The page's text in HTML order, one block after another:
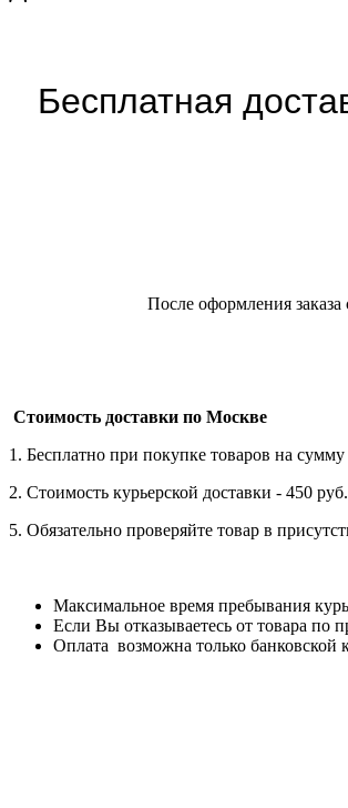
Бесплатная
После оформления
Стоимость доставки по Москве
1. Бесплатно при покупке товаров на
2. Стоимость курьерской доставки - 450
5. Обязательно проверяйте товар в
Максимальное время пребывания
Если Вы отказываетесь от товара по
Оплата возможна только банковской